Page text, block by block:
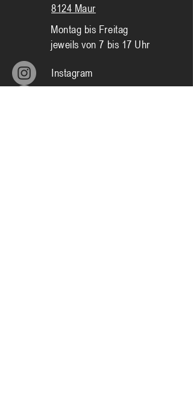
8124 Maur
Montag bis Freitag
jeweils von 7 bis 17 Uhr
Instagram